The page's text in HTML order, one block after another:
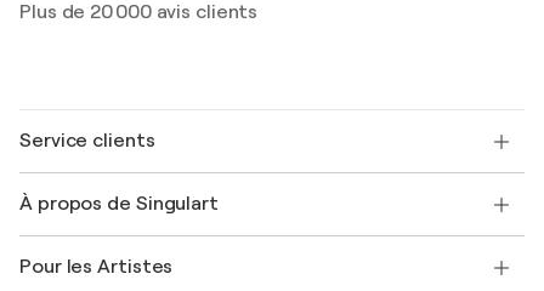
Plus de 20 000 avis clients
Service clients
Expédition
Offrir une carte cadeau
À propos de Singulart
FAQ
Pour les Artistes